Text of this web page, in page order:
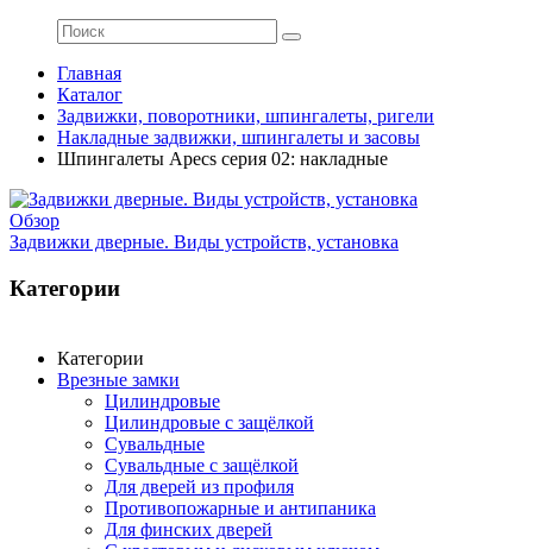
Главная
Каталог
Задвижки, поворотники, шпингалеты, ригели
Накладные задвижки, шпингалеты и засовы
Шпингалеты Apecs серия 02: накладные
Обзор
Задвижки дверные. Виды устройств, установка
Категории
Категории
Врезные замки
Цилиндровые
Цилиндровые с защёлкой
Сувальдные
Сувальдные с защёлкой
Для дверей из профиля
Противопожарные и антипаника
Для финских дверей